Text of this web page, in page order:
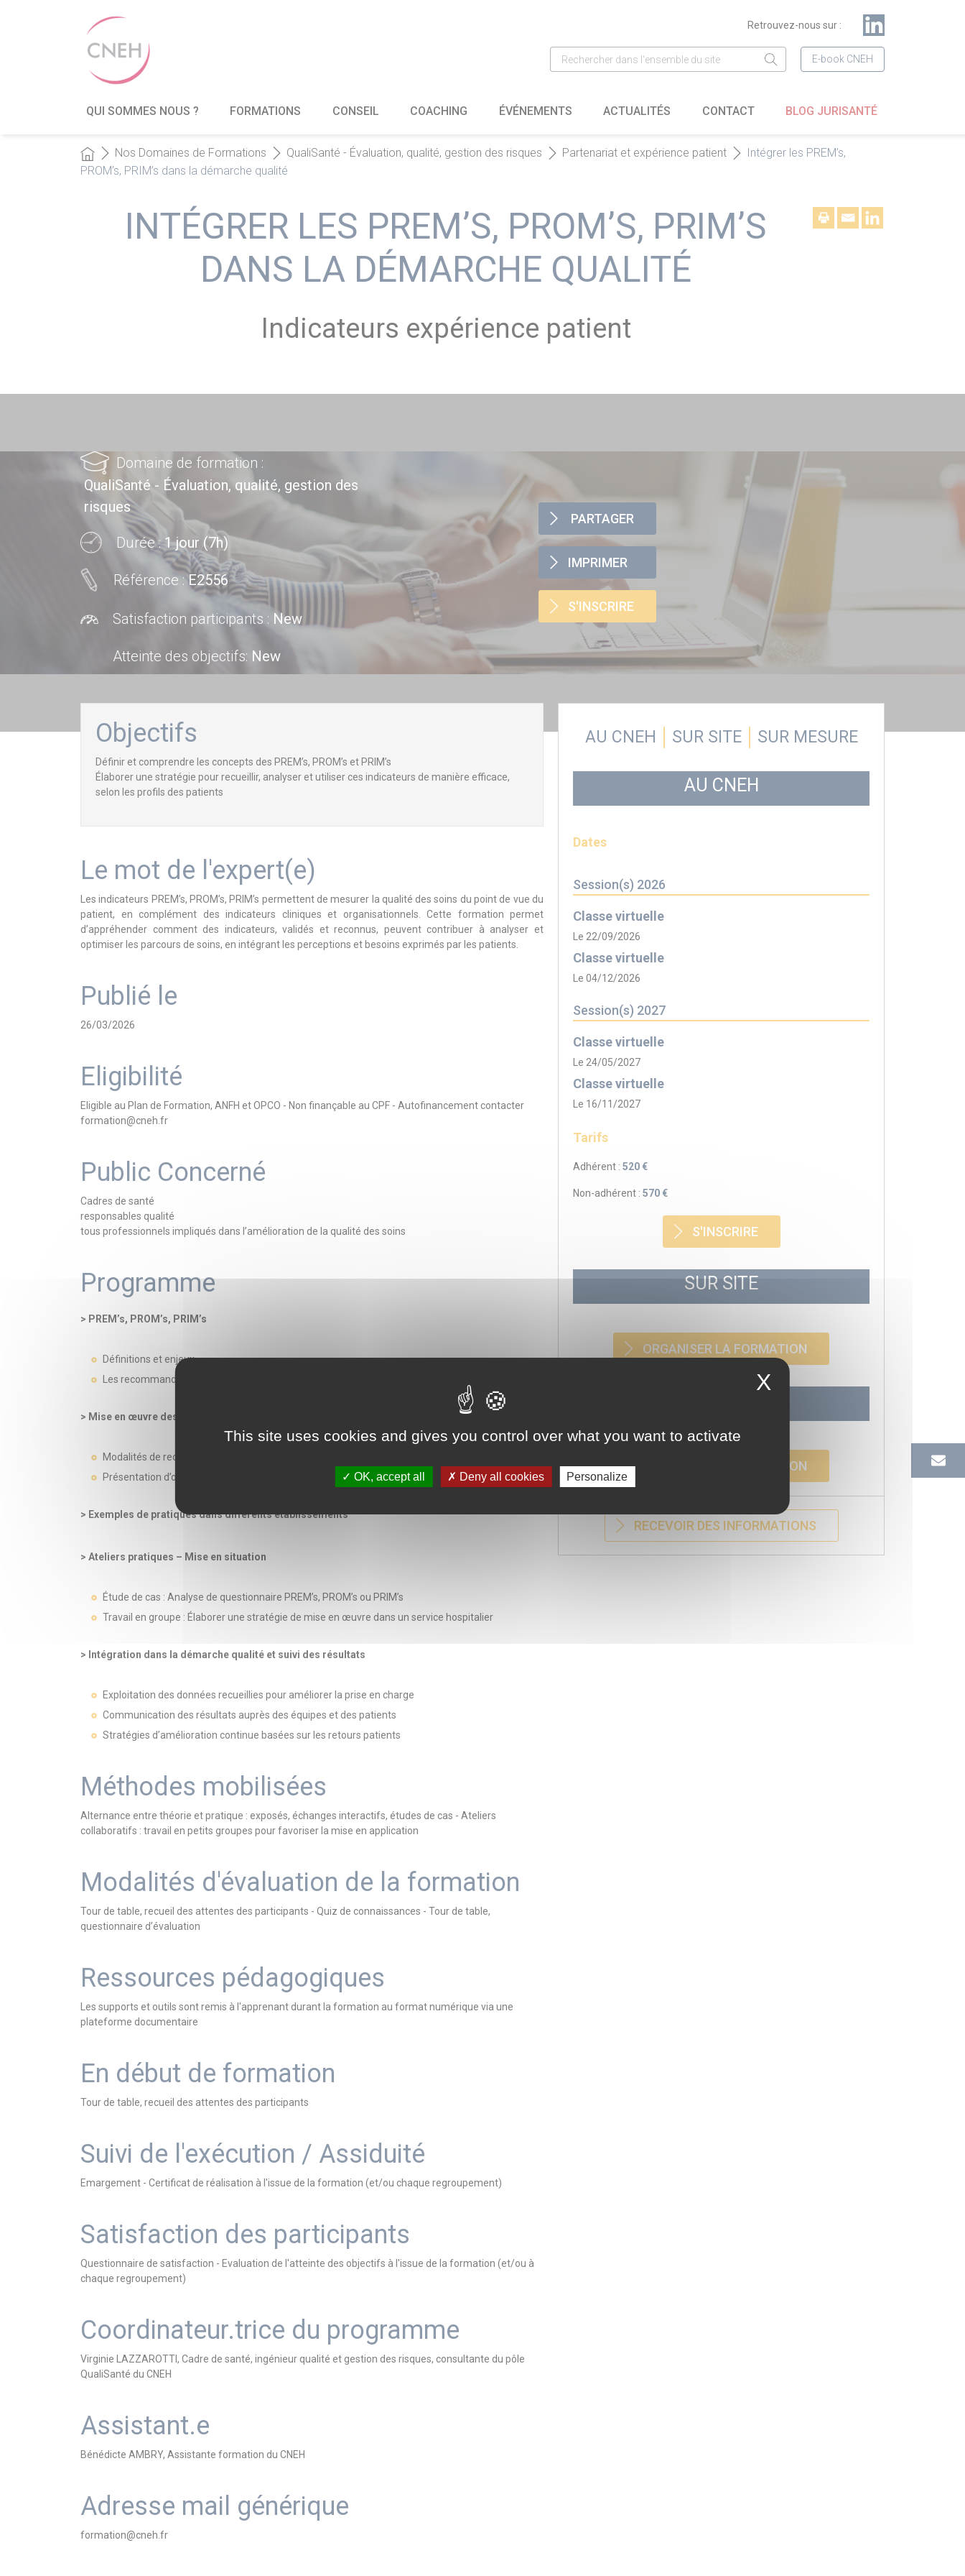
Retrouvez-nous sur :
E-book CNEH
QUI SOMMES NOUS ? FORMATIONS CONSEIL COACHING ÉVÉNEMENTS ACTUALITÉS CONTACT BLOG JURISANTÉ
Nos Domaines de Formations QualiSanté - Évaluation, qualité, gestion des risques Partenariat et expérience patient
Intégrer les PREM’s,
PROM’s, PRIM’s dans la démarche qualité
INTÉGRER LES PREM’S, PROM’S, PRIM’S
DANS LA DÉMARCHE QUALITÉ
Indicateurs expérience patient
Domaine de formation :
QualiSanté - Évaluation, qualité, gestion des
risques
Durée : 1 jour (7h)
Référence : E2556
Satisfaction participants : New
Atteinte des objectifs: New
PARTAGER
IMPRIMER
S'INSCRIRE
Objectifs
Définir et comprendre les concepts des PREM’s, PROM’s et PRIM’s
Élaborer une stratégie pour recueillir, analyser et utiliser ces indicateurs de manière efficace,
selon les profils des patients
Le mot de l'expert(e)
Les indicateurs PREM’s, PROM’s, PRIM’s permettent de mesurer la qualité des soins du point de vue du
patient, en complément des indicateurs cliniques et organisationnels. Cette formation permet
d’appréhender comment des indicateurs, validés et reconnus, peuvent contribuer à analyser et
optimiser les parcours de soins, en intégrant les perceptions et besoins exprimés par les patients.
Publié le
26/03/2026
Eligibilité
Eligible au Plan de Formation, ANFH et OPCO - Non finançable au CPF - Autofinancement contacter
formation@cneh.fr
Public Concerné
Cadres de santé
responsables qualité
tous professionnels impliqués dans l’amélioration de la qualité des soins
Programme
> PREM’s, PROM’s, PRIM’s
Définitions et enjeux
Les recommandations de la HAS
> Mise en œuvre des indicateurs dans les établissements de santé
Modalités de recueil des données (questionnaires, enquêtes, entretiens)
Présentation d’outils et de méthodologies validées par la HAS
> Exemples de pratiques dans différents établissements
> Ateliers pratiques – Mise en situation
Étude de cas : Analyse de questionnaire PREM’s, PROM’s ou PRIM’s
Travail en groupe : Élaborer une stratégie de mise en œuvre dans un service hospitalier
> Intégration dans la démarche qualité et suivi des résultats
Exploitation des données recueillies pour améliorer la prise en charge
Communication des résultats auprès des équipes et des patients
Stratégies d’amélioration continue basées sur les retours patients
Méthodes mobilisées
Alternance entre théorie et pratique : exposés, échanges interactifs, études de cas - Ateliers
collaboratifs : travail en petits groupes pour favoriser la mise en application
Modalités d'évaluation de la formation
Tour de table, recueil des attentes des participants - Quiz de connaissances - Tour de table,
questionnaire d’évaluation
Ressources pédagogiques
Les supports et outils sont remis à l'apprenant durant la formation au format numérique via une
plateforme documentaire
En début de formation
Tour de table, recueil des attentes des participants
Suivi de l'exécution / Assiduité
Emargement - Certificat de réalisation à l'issue de la formation (et/ou chaque regroupement)
Satisfaction des participants
Questionnaire de satisfaction - Evaluation de l'atteinte des objectifs à l'issue de la formation (et/ou à
chaque regroupement)
Coordinateur.trice du programme
Virginie LAZZAROTTI, Cadre de santé, ingénieur qualité et gestion des risques, consultante du pôle
QualiSanté du CNEH
Assistant.e
Bénédicte AMBRY, Assistante formation du CNEH
Adresse mail générique
formation@cneh.fr
AU CNEH SUR SITE SUR MESURE
AU CNEH
Dates
Session(s) 2026
Classe virtuelle
Le 22/09/2026
Classe virtuelle
Le 04/12/2026
Session(s) 2027
Classe virtuelle
Le 24/05/2027
Classe virtuelle
Le 16/11/2027
Tarifs
Adhérent : 520 €
Non-adhérent : 570 €
S'INSCRIRE
SUR SITE
ORGANISER LA FORMATION
ORGANISER LA FORMATION
RECEVOIR DES INFORMATIONS
X
This site uses cookies and gives you control over what you want to activate
OK, accept all Deny all cookies Personalize